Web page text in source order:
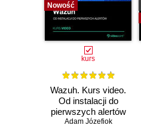
Nowość
kurs
Wazuh. Kurs video.
Od instalacji do
pierwszych alertów
Adam Józefiok